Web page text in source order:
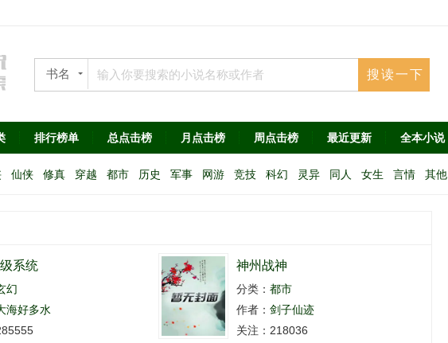
书名
排行榜单 总点击榜 月点击榜 周点击榜 最近更新 全本小说
仙侠 修真 穿越 都市 历史 军事 网游 竞技 科幻 灵异 同人 女生 言情 其他
系统
幻
海好多水
神州战神
分类： 都市
作者： 剑子仙迹
关注：218036